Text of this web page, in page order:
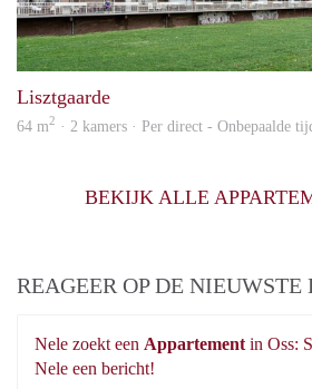
Lisztgaarde
64 m2 · 2 kamers · Per direct - Onbepaalde
BEKIJK ALLE
REAGEER OP DE NIEUWSTE
Nele zoekt een Appartement in Oss:
Nele een bericht!